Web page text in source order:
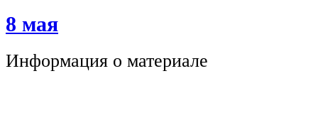
8 мая
Информация о материале